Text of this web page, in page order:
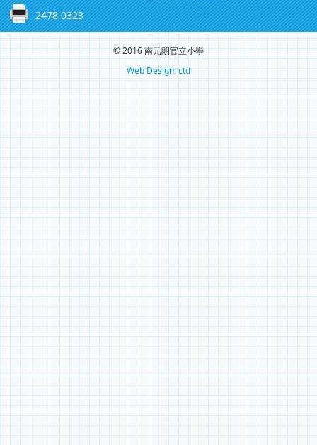
2478 0323
© 2016 南元朗官立小學
Web Design: ctd